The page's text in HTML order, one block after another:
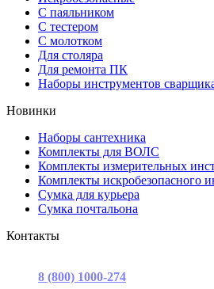
С паяльником
С тестером
С молотком
Для столяра
Для ремонта ПК
Наборы инструментов
Новинки
Наборы сантехника
Комплекты для ВОЛС
Комплекты измерительных
Комплекты искробезопасного
Сумка для курьера
Сумка почтальона
Контакты
8 (800) 1000-274